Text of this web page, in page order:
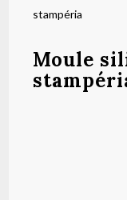
stampéria
Moule